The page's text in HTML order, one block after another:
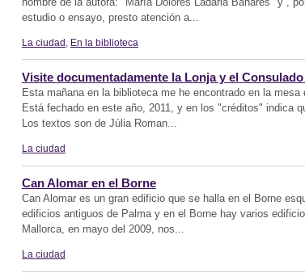
estudio o ensayo, presto atención a...
La ciudad En la biblioteca
Visite documentadamente la Lonja y el
Esta mañana en la biblioteca me he encontrado en la
Está fechado en este año, 2011, y en los "créditos" indica
Los textos son de Júlia Roman...
La ciudad
Can Alomar en el Borne
Can Alomar es un gran edificio que se halla en el Borne
edificios antiguos de Palma y en el Borne hay varios
Mallorca, en mayo del 2009, nos...
La ciudad